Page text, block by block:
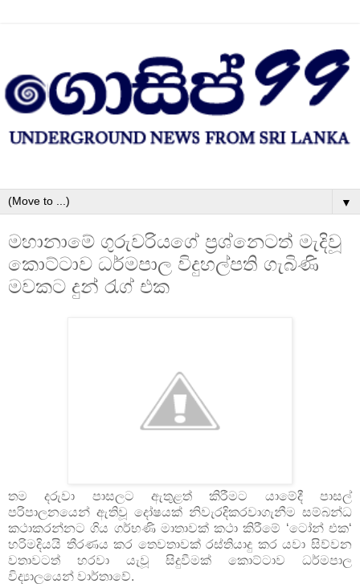
▼
මහානාමේ ගුරුවරියගේ ප්‍රශ්නෙටත් මැදිවූ
කොට්ටාව ධර්මපාල විදුහල්පති ගැබිණි
මවකට දුන් රැග් එක
තම දරුවා පාසලට ඇතුළත් කිරීමට යාමේදී පාසල්
පරිපාලනයෙන් ඇතිවූ දෝෂයක් නිවැරදිකරවාගැනීම සම්බන්ධ
කථාකරන්නට ගිය ගර්භණි මාතාවක් කථා කිරීමේ ‘ටෝන් එක‘
හරිමදියයි තීරණය කර තෙවතාවක් රස්තියාදු කර යවා සිව්වන
වතාවටත් හරවා යැවූ සිදුවීමක් කොට්ටාව ධර්මපාල
විද්‍යාලයෙන් වාර්තාවේ.